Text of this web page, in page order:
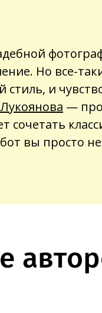
Но все-
и
—
сочетать
вы просто